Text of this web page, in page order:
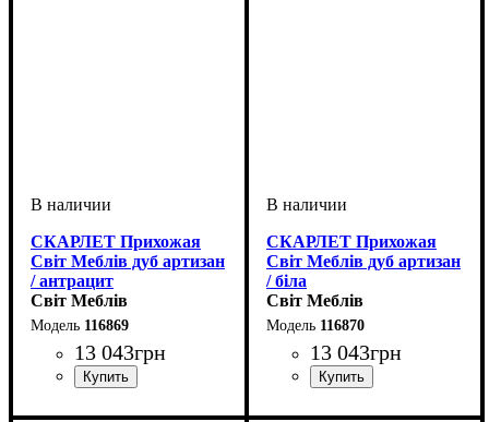
СКАРЛЕТ Прихожая
Світ Меблів дуб артизан
/ антрацит
Світ Меблів
116869
13 043грн
СКАРЛЕТ Прихожая
Світ Меблів дуб артизан
/ біла
Світ Меблів
116870
13 043грн